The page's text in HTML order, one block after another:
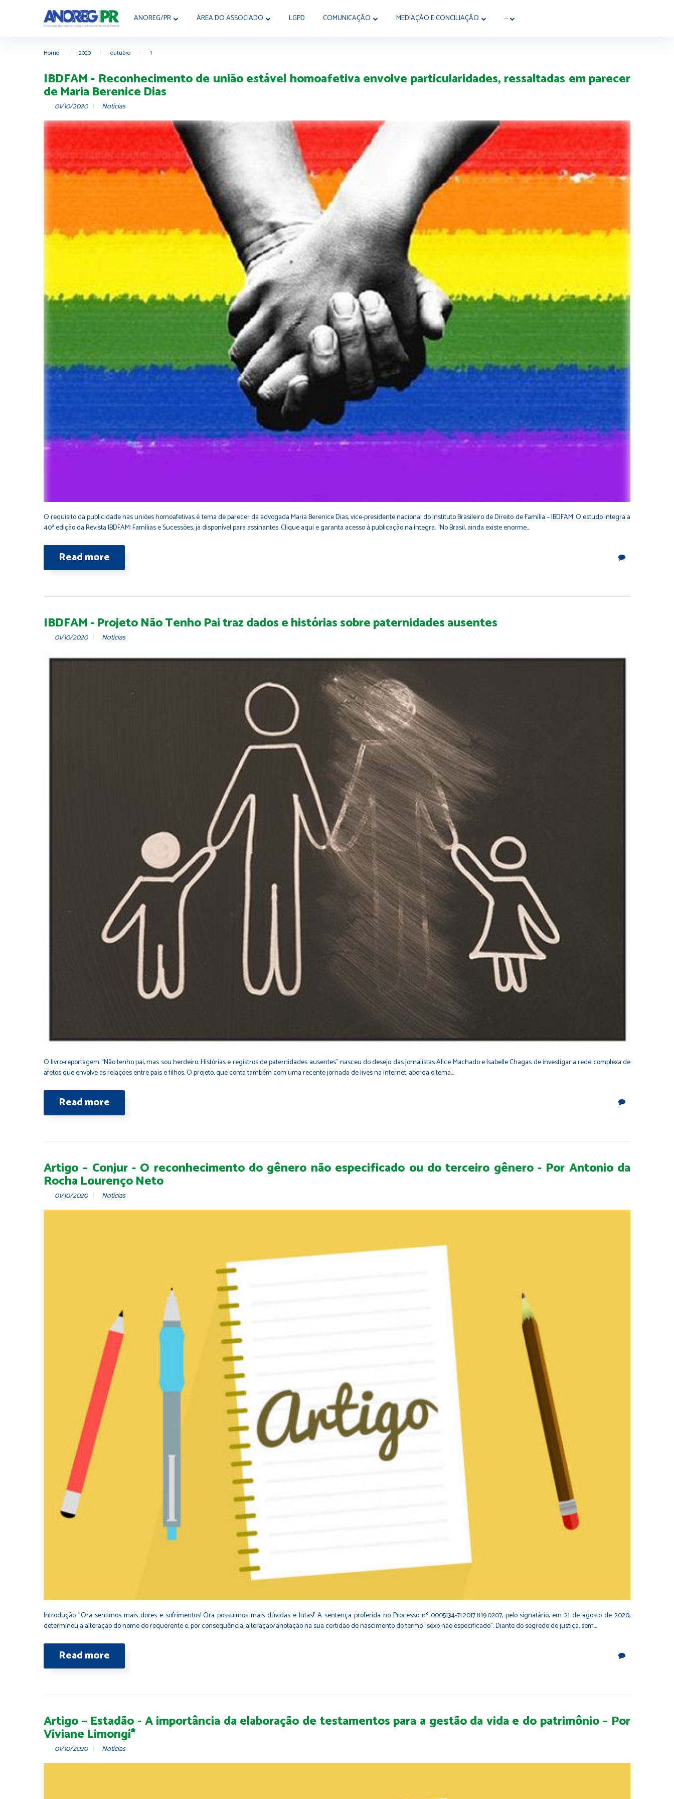
ANOREG/PR ÁREA DO ASSOCIADO LGPD COMUNICAÇÃO MEDIAÇÃO E CONCILIAÇÃO ···
Home 2020 outubro 1
IBDFAM - Reconhecimento de união estável homoafetiva envolve particularidades, ressaltadas em parecer
de Maria Berenice Dias
01/10/2020 Notícias
O requisito da publicidade nas uniões homoafetivas é tema de parecer da advogada Maria Berenice Dias, vice-presidente nacional do Instituto Brasileiro de Direito de Família – IBDFAM. O estudo integra a
40ª edição da Revista IBDFAM: Famílias e Sucessões, já disponível para assinantes. Clique aqui e garanta acesso à publicação na íntegra. “No Brasil, ainda existe enorme…
Read more
IBDFAM - Projeto Não Tenho Pai traz dados e histórias sobre paternidades ausentes
01/10/2020 Notícias
O livro-reportagem “Não tenho pai, mas sou herdeiro: Histórias e registros de paternidades ausentes” nasceu do desejo das jornalistas Alice Machado e Isabelle Chagas de investigar a rede complexa de
afetos que envolve as relações entre pais e filhos. O projeto, que conta também com uma recente jornada de lives na internet, aborda o tema…
Read more
Artigo – Conjur - O reconhecimento do gênero não especificado ou do terceiro gênero - Por Antonio da
Rocha Lourenço Neto
01/10/2020 Notícias
Introdução "Ora sentimos mais dores e sofrimentos! Ora possuímos mais dúvidas e lutas!' A sentença proferida no Processo nº 0005134-71.2017.8.19.0207, pelo signatário, em 21 de agosto de 2020,
determinou a alteração do nome do requerente e, por consequência, alteração/anotação na sua certidão de nascimento do termo "sexo não especificado". Diante do segredo de justiça, sem…
Read more
Artigo – Estadão - A importância da elaboração de testamentos para a gestão da vida e do patrimônio – Por
Viviane Limongi*
01/10/2020 Notícias